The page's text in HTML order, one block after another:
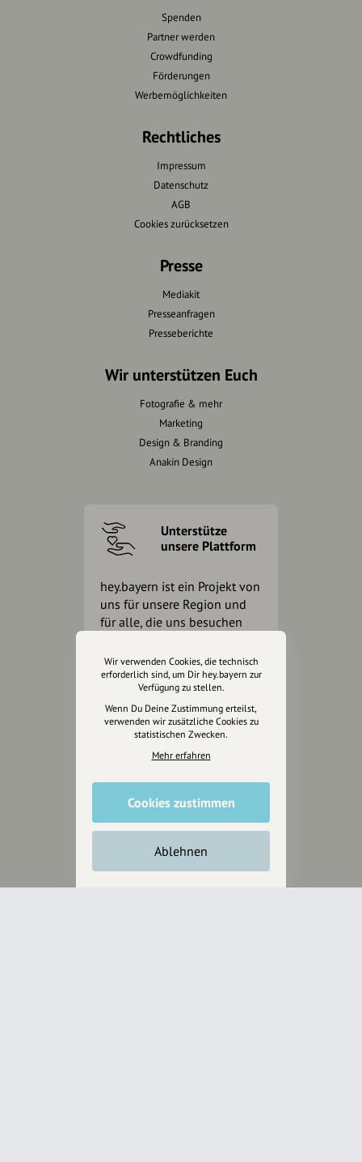
Spenden
Partner werden
Crowdfunding
Förderungen
Werbemöglichkeiten
Rechtliches
Impressum
Datenschutz
AGB
Cookies zurücksetzen
Presse
Mediakit
Presseanfragen
Presseberichte
Wir unterstützen Euch
Fotografie & mehr
Marketing
Design & Branding
Anakin Design
Unterstütze
unsere Plattform
hey.bayern ist ein Projekt von
uns für unsere Region und
für alle, die uns besuchen
Inhalte vorschlagen
Spendenquittung ausstellen.
Wir verwenden Cookies, die technisch
erforderlich sind, um Dir hey.bayern zur
Verfügung zu stellen.
Wenn Du Deine Zustimmung erteilst,
verwenden wir zusätzliche Cookies zu
statistischen Zwecken.
Mehr erfahren
Cookies zustimmen
Ablehnen